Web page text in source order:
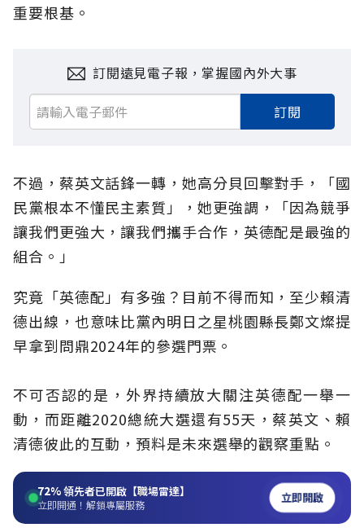
重要根基。
訂閱遠見電子報，掌握國內外大事
訂閱
不過，蔡英文話鋒一轉，她高分貝回擊對手，「國
民黨根本不懂民主素質」，她更強調，「因為競爭
讓我們更強大，讓我們攜手合作，英德配是最強的
組合。」
究竟「英德配」有多強？目前不得而知，至少賴清
德出線，也意味比黨內明日之星桃園縣長鄭文燦提
早拿到問鼎2024年的參選門票。
不可否認的是，外界持續放大關注英德配一舉一
動，而距離2020總統大選還有55天，蔡英文、賴
清德彼此的互動，預料是未來選舉的觀察重點。
72%領先者已開啟【職場雷達】
立即開通！解鎖專屬服務 立即開啟